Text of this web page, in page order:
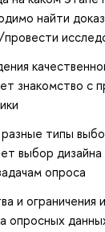
найти
знакомство с
типы
выбор
опроса
и ограничения
опросных